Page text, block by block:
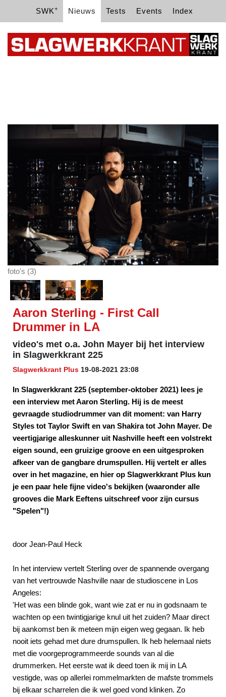
SWK+ Nieuws Tests Events Index
foto's (3)
Aaron Sterling - First Call
Drummer in LA
video's met o.a. John Mayer bij het interview
in Slagwerkkrant 225
Slagwerkkrant Plus 19-08-2021 23:08
In Slagwerkkrant 225 (september-oktober 2021) lees je
een interview met Aaron Sterling. Hij is de meest
gevraagde studiodrummer van dit moment: van Harry
Styles tot Taylor Swift en van Shakira tot John Mayer. De
veertigjarige alleskunner uit Nashville heeft een volstrekt
eigen sound, een gruizige groove en een uitgesproken
afkeer van de gangbare drumspullen. Hij vertelt er alles
over in het magazine, en hier op Slagwerkkrant Plus kun
je een paar hele fijne video's bekijken (waaronder alle
grooves die Mark Eeftens uitschreef voor zijn cursus
"Spelen"!)
door Jean-Paul Heck
In het interview vertelt Sterling over de spannende overgang
van het vertrouwde Nashville naar de studioscene in Los
Angeles:
'Het was een blinde gok, want wie zat er nu in godsnaam te
wachten op een twintigjarige knul uit het zuiden? Maar direct
bij aankomst ben ik meteen mijn eigen weg gegaan. Ik heb
nooit iets gehad met dure drumspullen. Ik heb helemaal niets
met die voorgeprogrammeerde sounds van al die
drummerken. Het eerste wat ik deed toen ik mij in LA
vestigde, was op allerlei rommelmarkten de mafste trommels
bij elkaar scharrelen die ik wel goed vond klinken. Zo